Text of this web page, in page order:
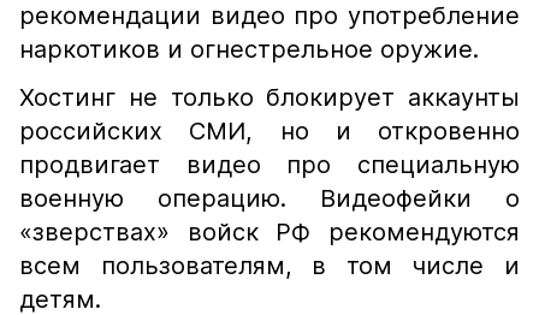
рекомендации видео про употребление
наркотиков и огнестрельное оружие.
Хостинг не только блокирует аккаунты
российских СМИ, но и откровенно
продвигает видео про специальную
военную операцию. Видеофейки о
«зверствах» войск РФ рекомендуются
всем пользователям, в том числе и
детям.